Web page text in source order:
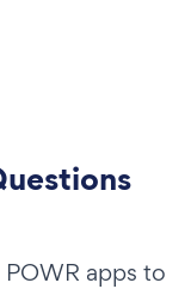
apps to